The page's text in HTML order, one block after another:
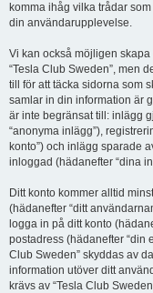
komma ihåg vilka trådar
din användarupplevelse.
Vi kan också möjligen
“Tesla Club Sweden”, men
till för att täcka sidorna som
samlar in din information är
är inte begränsat till: inlägg
“anonyma inlägg”),
konto”) och inlägg sparade
inloggad (hädanefter “dina
Ditt konto kommer alltid
(hädanefter “ditt
logga in på ditt konto
postadress (hädanefter “din
Club Sweden” skyddas av
information utöver ditt
krävs av “Tesla Club